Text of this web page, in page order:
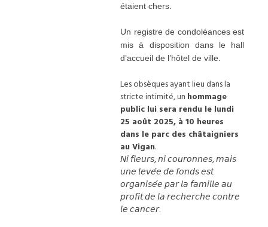
étaient chers.
Un registre de condoléancesest
mis à disposition dans le hall
d’accueil de l’hôtel de ville.
Les obsèques ayant lieu dans la
stricte intimité, un hommage
public lui sera rendu le lundi
25 août 2025, à 10 heures
dans le parc des châtaigniers
au Vigan.
𝘕𝘪 𝘧𝘭𝘦𝘶𝘳𝘴, 𝘯𝘪 𝘤𝘰𝘶𝘳𝘰𝘯𝘯𝘦𝘴, 𝘮𝘢𝘪𝘴
𝘶𝘯𝘦 𝘭𝘦𝘷𝘦́𝘦 𝘥𝘦 𝘧𝘰𝘯𝘥𝘴 𝘦𝘴𝘵
𝘰𝘳𝘨𝘢𝘯𝘪𝘴𝘦́𝘦 𝘱𝘢𝘳 𝘭𝘢 𝘧𝘢𝘮𝘪𝘭𝘭𝘦 𝘢𝘶
𝘱𝘳𝘰𝘧𝘪𝘵 𝘥𝘦 𝘭𝘢 𝘳𝘦𝘤𝘩𝘦𝘳𝘤𝘩𝘦 𝘤𝘰𝘯𝘵𝘳𝘦
𝘭𝘦 𝘤𝘢𝘯𝘤𝘦𝘳.